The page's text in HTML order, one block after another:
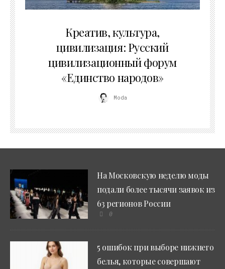
Креатив, культура,
цивилизация: Русский
цивилизационный форум
«Единство народов»
Moda
На Московскую неделю моды
подали более тысячи заявок из
63 регионов России
0
5 ошибок при выборе нижнего
белья, которые совершают